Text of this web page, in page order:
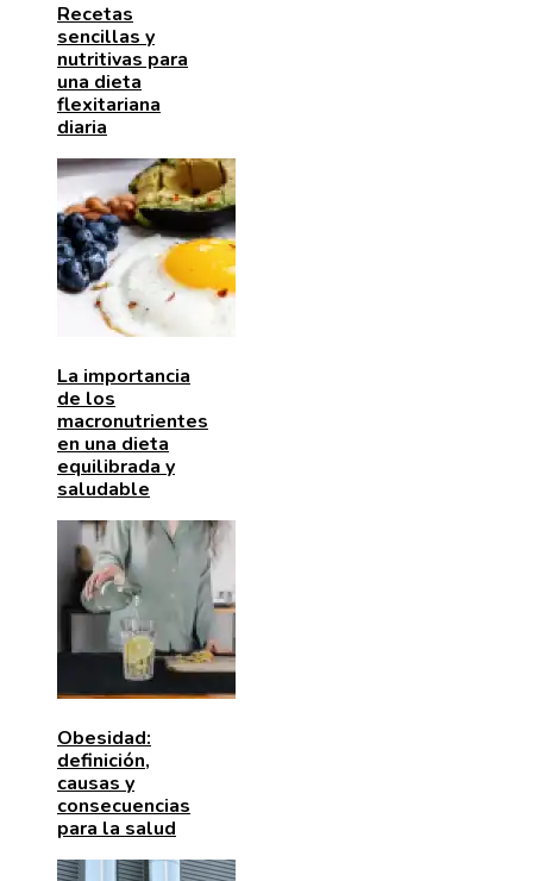
Recetas
sencillas y
nutritivas para
una dieta
flexitariana
diaria
La importancia
de los
macronutrientes
en una dieta
equilibrada y
saludable
Obesidad:
definición,
causas y
consecuencias
para la salud